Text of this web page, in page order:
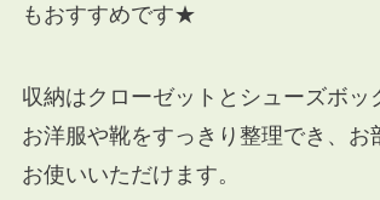
もおすすめです★
収納はクローゼットとシューズボッ
お洋服や靴をすっきり整理でき、お
お使いいただけます。